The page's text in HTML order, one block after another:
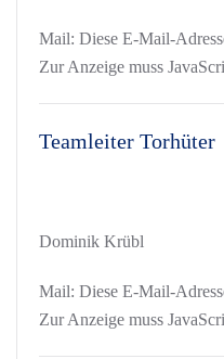
Mail: Diese E-Mail-
Zur Anzeige muss
Teamleiter Torhüter
Dominik Krübl
Mail: Diese E-Mail-
Zur Anzeige muss